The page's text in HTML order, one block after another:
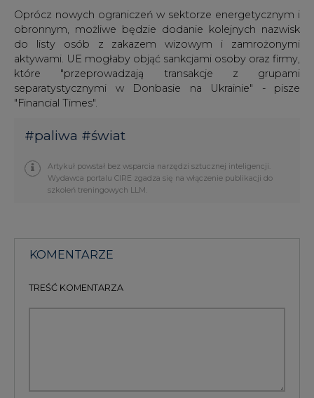
które "przeprowadzają transakcje z grupami
separatystycznymi w Donbasie na Ukrainie" - pisze
"Financial Times".
#paliwa #świat
szkoleń treningowych LLM.
KOMENTARZE